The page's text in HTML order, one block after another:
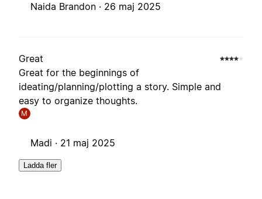
Naida Brandon · 26 maj 2025
Great
Great for the beginnings of
ideating/planning/plotting a story. Simple and
easy to organize thoughts.
M
Madi · 21 maj 2025
Ladda fler